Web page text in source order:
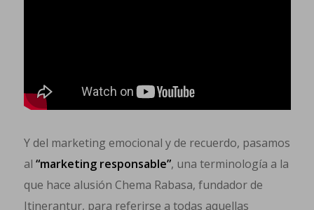
Y del marketing emocional y de recuerdo, pasamos
al “marketing responsable”, una terminología a la
que hace alusión Chema Rabasa, fundador de
Itinerantur, para referirse a todas aquellas